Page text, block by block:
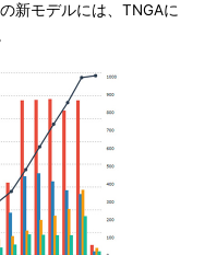
新モデルには、TNGAに